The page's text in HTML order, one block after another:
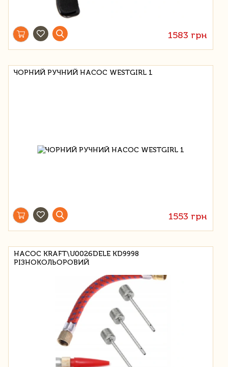
1583 грн
ЧОРНИЙ РУЧНИЙ НАСОС WESTGIRL 1
1553 грн
НАСОС KRAFT\U0026DELE KD9998
РІЗНОКОЛЬОРОВИЙ